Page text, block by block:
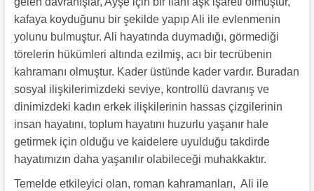
kafaya koyduğunu bir şekilde yapıp Ali ile evlenmenin
yolunu bulmuştur. Ali hayatında duymadığı, görmediği
törelerin hükümleri altında ezilmiş, acı bir tecrübenin
kahramanı olmuştur. Kader üstünde kader vardır. Buradan
sosyal ilişkilerimizdeki seviye, kontrollü davranış ve
dinimizdeki kadın erkek ilişkilerinin hassas çizgilerinin
insan hayatını, toplum hayatını huzurlu yaşanır hale
getirmek için olduğu ve kaidelere uyulduğu takdirde
hayatımızın daha yaşanılır olabileceği muhakkaktır.
Temelde etkileyici olan, roman kahramanları, Ali ile